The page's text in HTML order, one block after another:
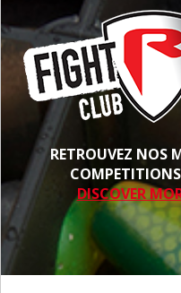
RETROUVEZ NOS
DISCOVER